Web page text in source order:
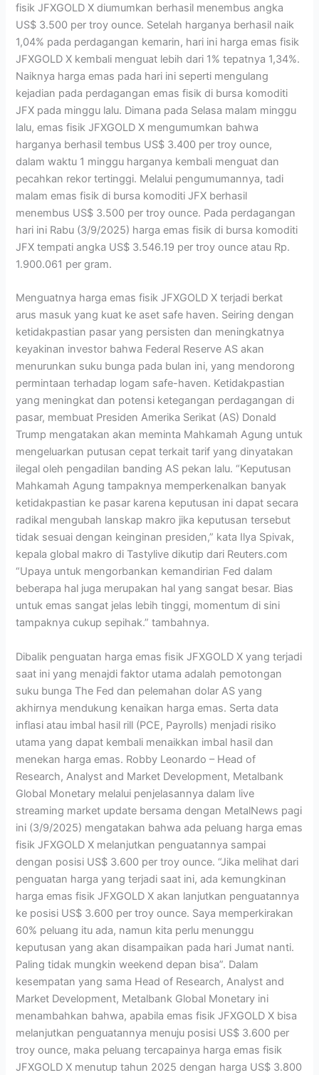
fisik JFXGOLD X diumumkan berhasil menembus angka
US$ 3.500 per troy ounce. Setelah harganya berhasil naik
1,04% pada perdagangan kemarin, hari ini harga emas fisik
JFXGOLD X kembali menguat lebih dari 1% tepatnya 1,34%.
Naiknya harga emas pada hari ini seperti mengulang
kejadian pada perdagangan emas fisik di bursa komoditi
JFX pada minggu lalu. Dimana pada Selasa malam minggu
lalu, emas fisik JFXGOLD X mengumumkan bahwa
harganya berhasil tembus US$ 3.400 per troy ounce,
dalam waktu 1 minggu harganya kembali menguat dan
pecahkan rekor tertinggi. Melalui pengumumannya, tadi
malam emas fisik di bursa komoditi JFX berhasil
menembus US$ 3.500 per troy ounce. Pada perdagangan
hari ini Rabu (3/9/2025) harga emas fisik di bursa komoditi
JFX tempati angka US$ 3.546.19 per troy ounce atau Rp.
1.900.061 per gram.
Menguatnya harga emas fisik JFXGOLD X terjadi berkat
arus masuk yang kuat ke aset safe haven. Seiring dengan
ketidakpastian pasar yang persisten dan meningkatnya
keyakinan investor bahwa Federal Reserve AS akan
menurunkan suku bunga pada bulan ini, yang mendorong
permintaan terhadap logam safe-haven. Ketidakpastian
yang meningkat dan potensi ketegangan perdagangan di
pasar, membuat Presiden Amerika Serikat (AS) Donald
Trump mengatakan akan meminta Mahkamah Agung untuk
mengeluarkan putusan cepat terkait tarif yang dinyatakan
ilegal oleh pengadilan banding AS pekan lalu. “Keputusan
Mahkamah Agung tampaknya memperkenalkan banyak
ketidakpastian ke pasar karena keputusan ini dapat secara
radikal mengubah lanskap makro jika keputusan tersebut
tidak sesuai dengan keinginan presiden,” kata Ilya Spivak,
kepala global makro di Tastylive dikutip dari Reuters.com
“Upaya untuk mengorbankan kemandirian Fed dalam
beberapa hal juga merupakan hal yang sangat besar. Bias
untuk emas sangat jelas lebih tinggi, momentum di sini
tampaknya cukup sepihak.” tambahnya.
Dibalik penguatan harga emas fisik JFXGOLD X yang terjadi
saat ini yang menajdi faktor utama adalah pemotongan
suku bunga The Fed dan pelemahan dolar AS yang
akhirnya mendukung kenaikan harga emas. Serta data
inflasi atau imbal hasil rill (PCE, Payrolls) menjadi risiko
utama yang dapat kembali menaikkan imbal hasil dan
menekan harga emas. Robby Leonardo – Head of
Research, Analyst and Market Development, Metalbank
Global Monetary melalui penjelasannya dalam live
streaming market update bersama dengan MetalNews pagi
ini (3/9/2025) mengatakan bahwa ada peluang harga emas
fisik JFXGOLD X melanjutkan penguatannya sampai
dengan posisi US$ 3.600 per troy ounce. “Jika melihat dari
penguatan harga yang terjadi saat ini, ada kemungkinan
harga emas fisik JFXGOLD X akan lanjutkan penguatannya
ke posisi US$ 3.600 per troy ounce. Saya memperkirakan
60% peluang itu ada, namun kita perlu menunggu
keputusan yang akan disampaikan pada hari Jumat nanti.
Paling tidak mungkin weekend depan bisa”. Dalam
kesempatan yang sama Head of Research, Analyst and
Market Development, Metalbank Global Monetary ini
menambahkan bahwa, apabila emas fisik JFXGOLD X bisa
melanjutkan penguatannya menuju posisi US$ 3.600 per
troy ounce, maka peluang tercapainya harga emas fisik
JFXGOLD X menutup tahun 2025 dengan harga US$ 3.800